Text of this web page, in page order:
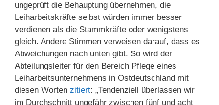
ungeprüft die Behauptung übernehmen, die
Leiharbeitskräfte selbst würden immer besser
verdienen als die Stammkräfte oder wenigstens
gleich. Andere Stimmen verweisen darauf, dass es
Abweichungen nach unten gibt. So wird der
Abteilungsleiter für den Bereich Pflege eines
Leiharbeitsunternehmens in Ostdeutschland mit
diesen Worten zitiert: „Tendenziell überlassen wir
im Durchschnitt ungefähr zwischen fünf und acht